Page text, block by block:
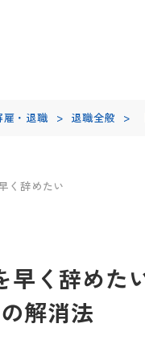
雇・退職 > 退職全般 >
く辞めたい
早く辞めた
解消法